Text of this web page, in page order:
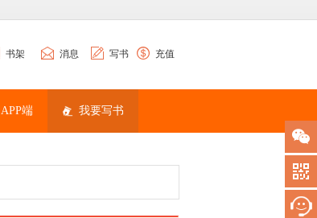
书架 消息 写书 充值
APP端 我要写书